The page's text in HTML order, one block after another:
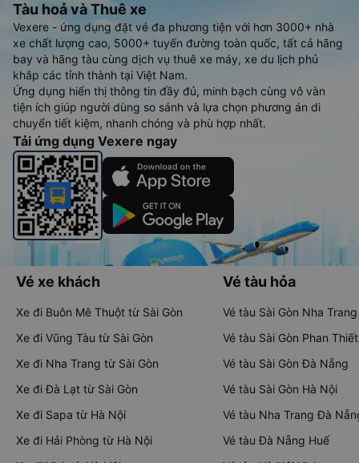
Tàu hoả và Thuê xe
Vexere - ứng dụng đặt vé đa phương tiện với hơn 3000+ nhà
xe chất lượng cao, 5000+ tuyến đường toàn quốc, tất cả hãng
bay và hãng tàu cùng dịch vụ thuê xe máy, xe du lịch phủ
khắp các tỉnh thành tại Việt Nam.
Ứng dụng hiển thị thông tin đầy đủ, minh bạch cùng vô vàn
tiện ích giúp người dùng so sánh và lựa chọn phương án di
chuyển tiết kiệm, nhanh chóng và phù hợp nhất.
Tải ứng dụng Vexere ngay
Vé xe khách
Xe đi Buôn Mê Thuột từ Sài Gòn
Xe đi Vũng Tàu từ Sài Gòn
Xe đi Nha Trang từ Sài Gòn
Xe đi Đà Lạt từ Sài Gòn
Xe đi Sapa từ Hà Nội
Xe đi Hải Phòng từ Hà Nội
Vé tàu hỏa
Vé tàu Sài Gòn Nha Trang
Vé tàu Sài Gòn Phan Thiết
Vé tàu Sài Gòn Đà Nẵng
Vé tàu Sài Gòn Hà Nội
Vé tàu Nha Trang Đà
Vé tàu Đà Nẵng Huế